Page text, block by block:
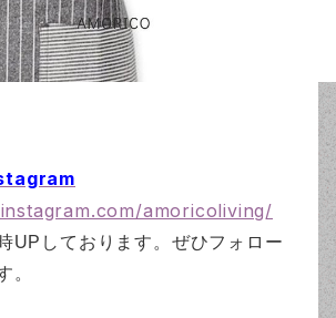
amoricoliving/
UPしております。ぜひフォロー
。